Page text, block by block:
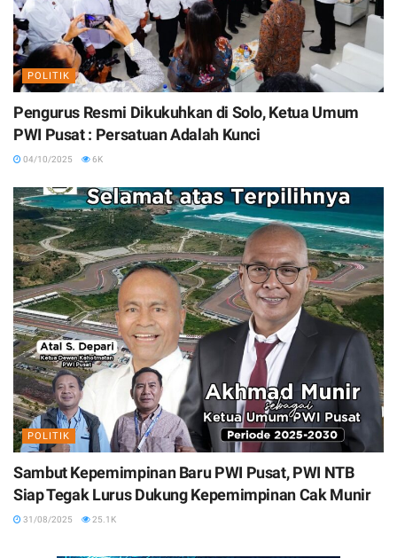
POLITIK
Pengurus Resmi Dikukuhkan di Solo, Ketua Umum
PWI Pusat : Persatuan Adalah Kunci
04/10/2025 6K
POLITIK
Sambut Kepemimpinan Baru PWI Pusat, PWI NTB
Siap Tegak Lurus Dukung Kepemimpinan Cak Munir
31/08/2025 25.1K